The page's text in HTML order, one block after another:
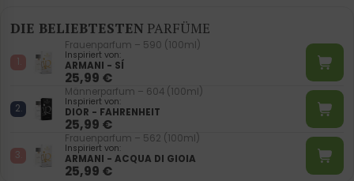
DIE BELIEBTESTEN PARFÜME
Frauenparfum – 590 (100ml)
Inspiriert von:
ARMANI - SÍ
25,99 €
Männerparfum – 604 (100ml)
Inspiriert von:
DIOR - FAHRENHEIT
25,99 €
Frauenparfum – 562 (100ml)
Inspiriert von:
ARMANI - ACQUA DI GIOIA
25,99 €